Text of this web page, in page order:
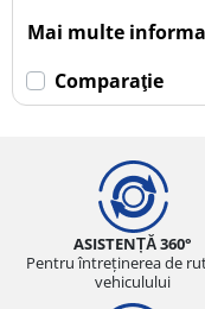
Mai multe
Comparaţie
ASISTENȚĂ 360°
Pentru întreținerea de
vehiculului